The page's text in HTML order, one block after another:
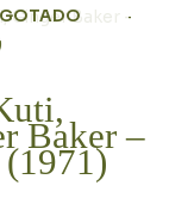
Baker –